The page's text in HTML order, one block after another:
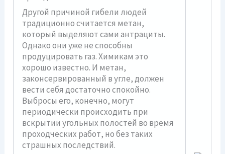
Другой причиной гибели людей
традиционно считается метан,
который выделяют сами антрациты.
Однако они уже не способны
продуцировать газ. Химикам это
хорошо известно. И метан,
законсервированный в угле, должен
вести себя достаточно спокойно.
Выбросы его, конечно, могут
периодически происходить при
вскрытии угольных полостей во время
проходческих работ, но без таких
страшных последствий.